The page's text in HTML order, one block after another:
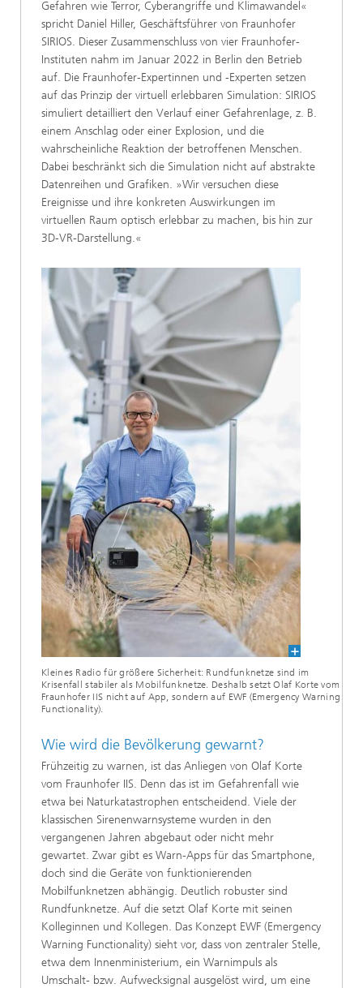
Gefahren wie Terror, Cyberangriffe und Klimawandel«
spricht Daniel Hiller, Geschäftsführer von Fraunhofer
SIRIOS. Dieser Zusammenschluss von vier Fraunhofer-
Instituten nahm im Januar 2022 in Berlin den Betrieb
auf. Die Fraunhofer-Expertinnen und -Ex­perten setzen
auf das Prinzip der virtuell erleb­baren Simulation: SIRIOS
simuliert detailliert den Verlauf einer Gefahrenlage, z. B.
einem Anschlag oder einer Explosion, und die
wahrscheinliche Reaktion der betroffenen Menschen.
Dabei be­schränkt sich die Simulation nicht auf abstrakte
Datenreihen und Grafiken. »Wir versuchen diese
Ereignisse und ihre konkreten Auswirkungen im
virtuellen Raum optisch erlebbar zu machen, bis hin zur
3D-VR-Darstellung.«
Kleines Radio für größere Sicherheit: Rundfunknetze sind im
Krisenfall stabiler als Mobilfunknetze. Deshalb setzt Olaf Korte vom
Fraunhofer IIS nicht auf App, sondern auf EWF (Emergency Warning
Functionality).
Wie wird die Bevölkerung gewarnt?
Frühzeitig zu warnen, ist das Anliegen von Olaf Korte
vom Fraunhofer IIS. Denn das ist im Gefah­renfall wie
etwa bei Naturkatastrophen entschei­dend. Viele der
klassischen Sirenenwarnsysteme wurden in den
vergangenen Jahren abgebaut oder nicht mehr
gewartet. Zwar gibt es Warn-Apps für das Smartphone,
doch sind die Geräte von funktionierenden
Mobilfunknetzen abhän­gig. Deutlich robuster sind
Rundfunknetze. Auf die setzt Olaf Korte mit seinen
Kolleginnen und Kollegen. Das Konzept EWF (Emergency
Warning Functionality) sieht vor, dass von zentraler Stelle,
etwa dem Innenministerium, ein Warnimpuls als
Umschalt- bzw. Aufwecksignal ausgelöst wird, um eine